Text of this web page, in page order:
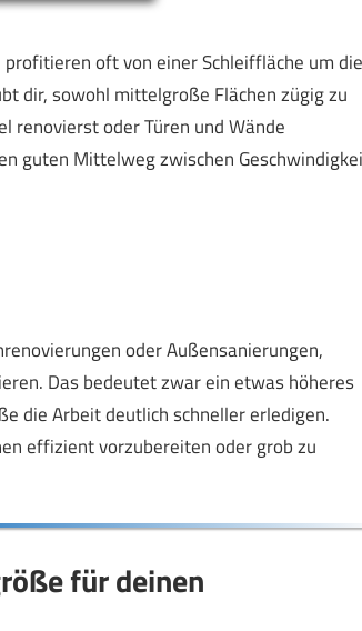
oft von einer Schleiffläche um die
dir, sowohl mittelgroße Flächen zügig zu
renovierst oder Türen und Wände
guten Mittelweg zwischen
oder Außensanierungen,
Das bedeutet zwar ein etwas höheres
die Arbeit deutlich schneller erledigen.
effizient vorzubereiten oder grob zu
für deinen